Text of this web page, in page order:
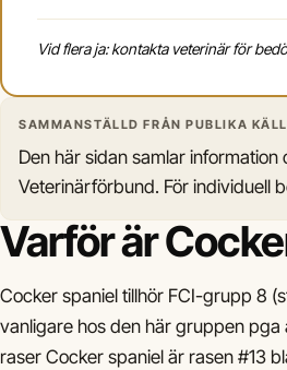
Vid flera ja: kontakta veterinär för
SAMMANSTÄLLD FRÅN PUBLIKA
Den här sidan samlar
Veterinärförbund. För individuell
Varför är
Cocker spaniel tillhör FCI-grupp 8
vanligare hos den här gruppen
raser Cocker spaniel är rasen #13